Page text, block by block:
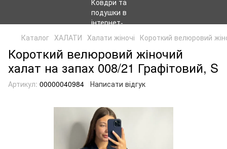
Каталог ХАЛАТИ Халати жіночі Короткий велюровий
Короткий велюровий жіночий
халат на запах 008/21 Графітовий, S
Артикул: 00000040984 Написати відгук